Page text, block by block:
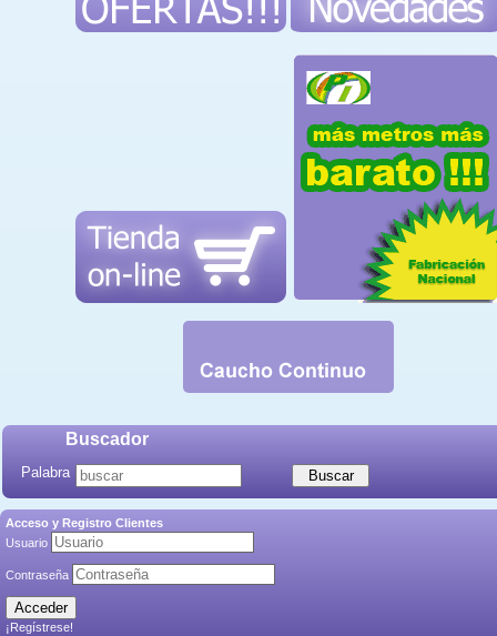
Buscador
Palabra
Acceso y Registro Clientes
Usuario
Contraseña
¡Regístrese!